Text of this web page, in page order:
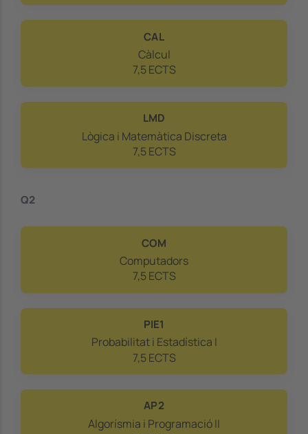
CAL
Càlcul
7,5 ECTS
LMD
Lògica i Matemàtica Discreta
7,5 ECTS
Q2
COM
Computadors
7,5 ECTS
PIE1
Probabilitat i Estadística I
7,5 ECTS
AP2
Algorísmia i Programació II